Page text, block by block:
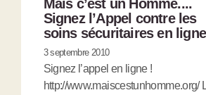
Mais c’est un Homme....
Signez l’Appel contre les
soins sécuritaires en ligne
3 septembre 2010
Signez l’appel en ligne !
http://www.maiscestunhomme.org/